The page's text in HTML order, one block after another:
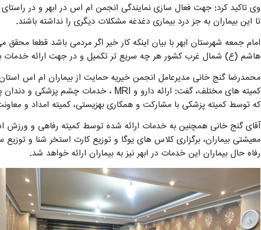
وی تاکید کرد: جهت فعال سازی نمایندگی انجمن ام اس در ابهر و در
تا این بیماران به جز درد بیماری دغدغه مشکلات دیگری را نداشته باشند.
امام جمعه شهرستان ابهر با بیان اینکه کار خیر اگر مردمی باشد قطعا
هاشم (ع) شمال غرب کشور هر چه سریع تر تکمیل و در جهت ارائه خدمات به
محمدرضا گنج خانی مدیرعامل انجمن خیریه حمایت از بیماران ام اس
کمیته های مختلف، گفت: ارائه دارو و MRI ، خدمات چشم پزشکی و دندان
که توسط کمیته پزشکی با مشارکت و همکاری بهزیستی، کمیته امداد و
آقای گنج خانی همچنین به خدمات ارائه شده توسط کمیته رفاهی و ورزش
معیشتی بیماران، برگزاری کلاس های یوگا و توزیع کارت استخر شنا و
رفاه حال بیماران این خدمات در ابهر نیز به بیماران ارائه خواهد شد.